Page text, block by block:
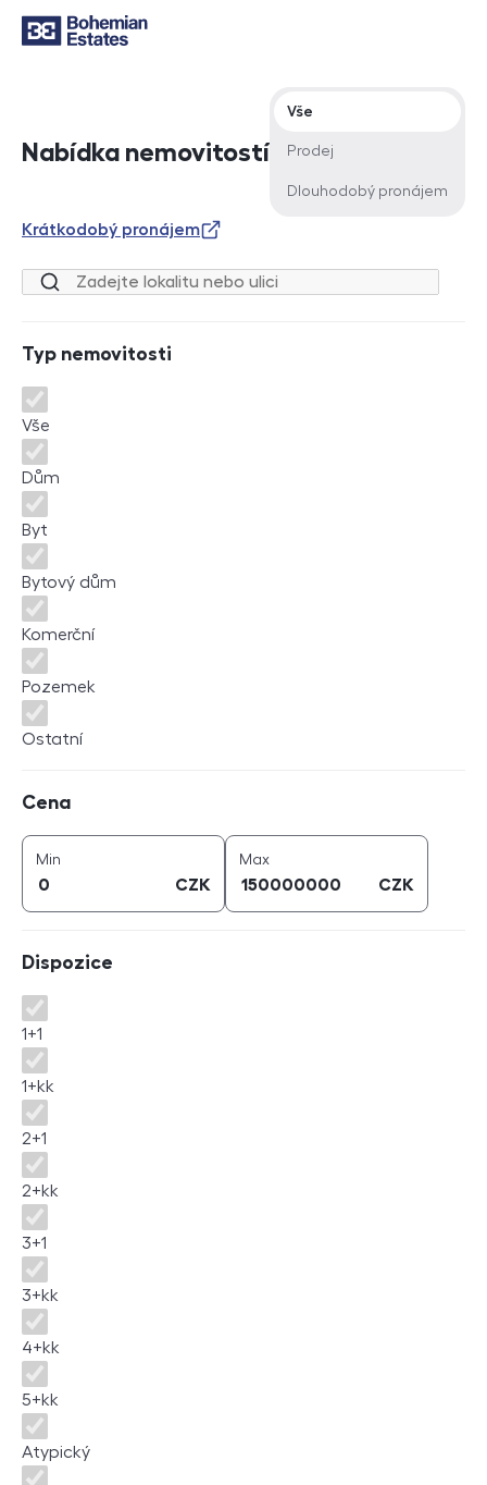
Nabídka nemovitostí
Typ nabídky
Vše
Prodej
Dlouhodobý pronájem
Krátkodobý pronájem
Lokalita nebo ulice
Typ nemovitosti
Typ nemovitosti
Vše
Dům
Byt
Bytový dům
Komerční
Pozemek
Ostatní
Cena
Min
CZK
Maxcena (
CZK
Dispozice
Dispozice
1+1
1+kk
2+1
2+kk
3+1
3+kk
4+kk
5+kk
Atypický